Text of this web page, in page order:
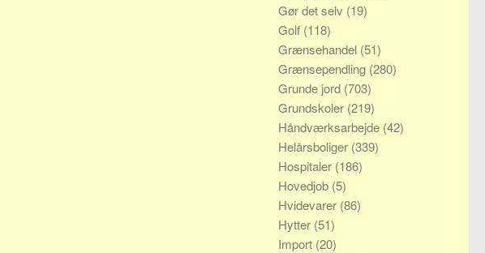
Gør det selv (19)
Golf (118)
Grænsehandel (51)
Grænsependling (280)
Grunde jord (703)
Grundskoler (219)
Håndværksarbejde (42)
Helårsboliger (339)
Hospitaler (186)
Hovedjob (5)
Hvidevarer (86)
Hytter (51)
Import (20)